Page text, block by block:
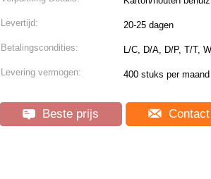
Levertijd: 20-25 dagen
Betalingscondities: L/C, D/A, D/P, T/T,
Levering vermogen: 400 stuks per maand
Beste prijs